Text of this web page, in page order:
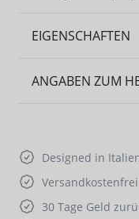
EIGENSCHAFTEN
ANGABEN ZUM
Designed in
30 Tage Geld